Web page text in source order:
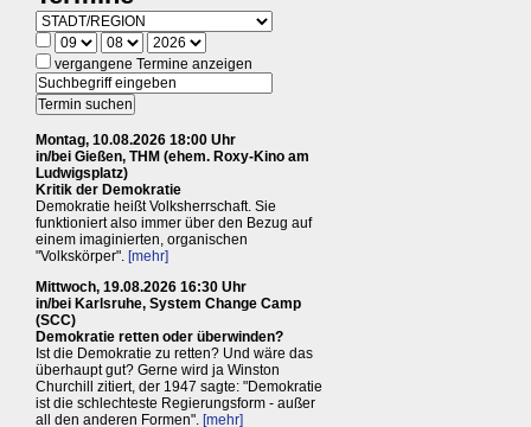
vergangene Termine anzeigen
Montag, 10.08.2026 18:00 Uhr
in/bei Gießen, THM (ehem. Roxy-Kino am
Ludwigsplatz)
Kritik der Demokratie
Demokratie heißt Volksherrschaft. Sie
funktioniert also immer über den Bezug auf
einem imaginierten, organischen
"Volkskörper". [mehr]
Mittwoch, 19.08.2026 16:30 Uhr
in/bei Karlsruhe, System Change Camp
(SCC)
Demokratie retten oder überwinden?
Ist die Demokratie zu retten? Und wäre das
überhaupt gut? Gerne wird ja Winston
Churchill zitiert, der 1947 sagte: "Demokratie
ist die schlechteste Regierungsform - außer
all den anderen Formen". [mehr]